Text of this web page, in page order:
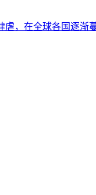
，在全球各国逐渐